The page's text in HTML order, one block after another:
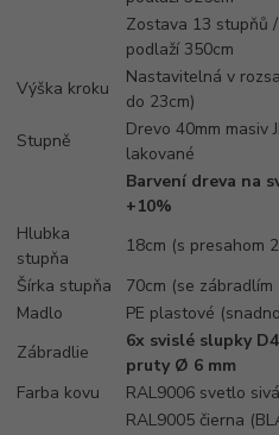
Zostava 13 stupňů
podlaží 350cm
Výška kroku
Nastavitelná v
do 23cm)
Stupně
Drevo 40mm masiv
lakované
Barvení dreva na
+10%
Hlubka
stupňa
18cm (s presahom
Šírka stupňa
70cm (se zábradlím
Madlo
PE plastové
Zábradlie
6x svislé slupky
pruty Ø 6 mm
Farba kovu
RAL9006 svetlo
RAL9005 čierna